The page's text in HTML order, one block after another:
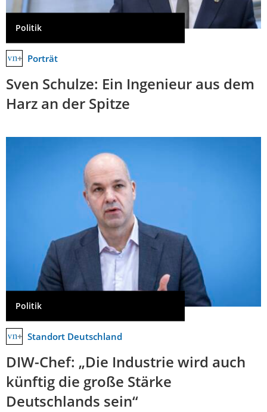
Politik
Porträt
Sven Schulze: Ein Ingenieur aus dem
Harz an der Spitze
Politik
Standort Deutschland
DIW-Chef: „Die Industrie wird auch
künftig die große Stärke
Deutschlands sein“